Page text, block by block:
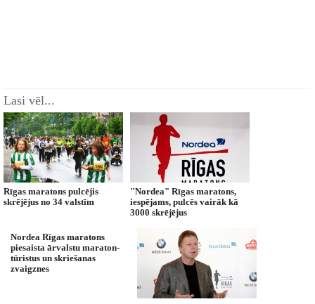
Lasi vēl...
Rīgas maratons pulcējis
skrējējus no 34 valstīm
"Nordea" Rīgas maratons,
iespējams, pulcēs vairāk kā
3000 skrējējus
Nordea Rīgas maratons
piesaista ārvalstu maraton-
tūristus un skriešanas
zvaigznes